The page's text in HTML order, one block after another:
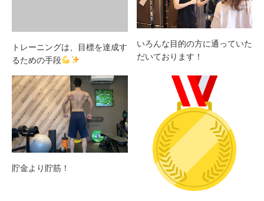
トレーニングは、目標を達成す
るための手段
いろんな目的の方に通っていた
だいております！
貯金より貯筋！